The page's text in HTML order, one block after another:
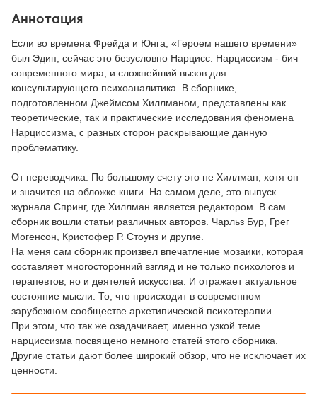
Аннотация
Если во времена Фрейда и Юнга, «Героем нашего времени»
был Эдип, сейчас это безусловно Нарцисс. Нарциссизм - бич
современного мира, и сложнейший вызов для
консультирующего психоаналитика. В сборнике,
подготовленном Джеймсом Хиллманом, представлены как
теоретические, так и практические исследования феномена
Нарциссизма, с разных сторон раскрывающие данную
проблематику.
От переводчика: По большому счету это не Хиллман, хотя он
и значится на обложке книги. На самом деле, это выпуск
журнала Спринг, где Хиллман является редактором. В сам
сборник вошли статьи различных авторов. Чарльз Бур, Грег
Могенсон, Кристофер Р. Стоунз и другие.
На меня сам сборник произвел впечатление мозаики, которая
составляет многосторонний взгляд и не только психологов и
терапевтов, но и деятелей искусства. И отражает актуальное
состояние мысли. То, что происходит в современном
зарубежном сообществе архетипической психотерапии.
При этом, что так же озадачивает, именно узкой теме
нарциссизма посвящено немного статей этого сборника.
Другие статьи дают более широкий обзор, что не исключает их
ценности.